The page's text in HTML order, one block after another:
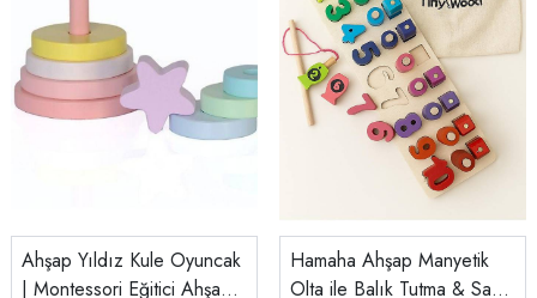
Ahşap Yıldız Kule Oyuncak
| Montessori Eğitici Ahşap
Hamaha Ahşap Manyetik
Olta ile Balık Tutma & Sayı